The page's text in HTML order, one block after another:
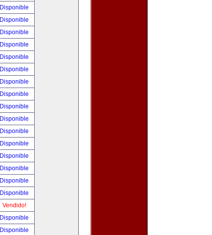
Disponible
Disponible
Disponible
Disponible
Disponible
Disponible
Disponible
Disponible
Disponible
Disponible
Disponible
Disponible
Disponible
Disponible
Disponible
Disponible
Vendido!
Disponible
Disponible